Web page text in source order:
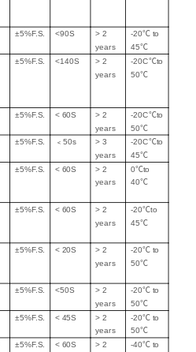
±5%F.S. <90S > 2
years
-20℃to
45℃
±5%F.S. <140S > 2
years
-20C℃to
50℃
±5%F.S. < 60S > 2
years
-20C℃to
50℃
±5%F.S. ﹤ 50s > 3
years
-20C℃to
45℃
±5%F.S. < 60S
> 2
years
0℃to
40℃
±5%F.S. < 60S
> 2
years
-20℃to
45℃
±5%F.S. < 20S
> 2
years
-20℃to
50℃
±5%F.S. <50S
> 2
years
-20℃to
50℃
±5%F.S. < 45S > 2
years
-20℃to
50℃
±5%F.S. < 60S > 2 -40℃to